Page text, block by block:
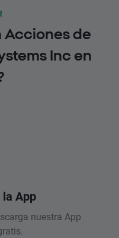
Acciones de
Inc en
App
nuestra App